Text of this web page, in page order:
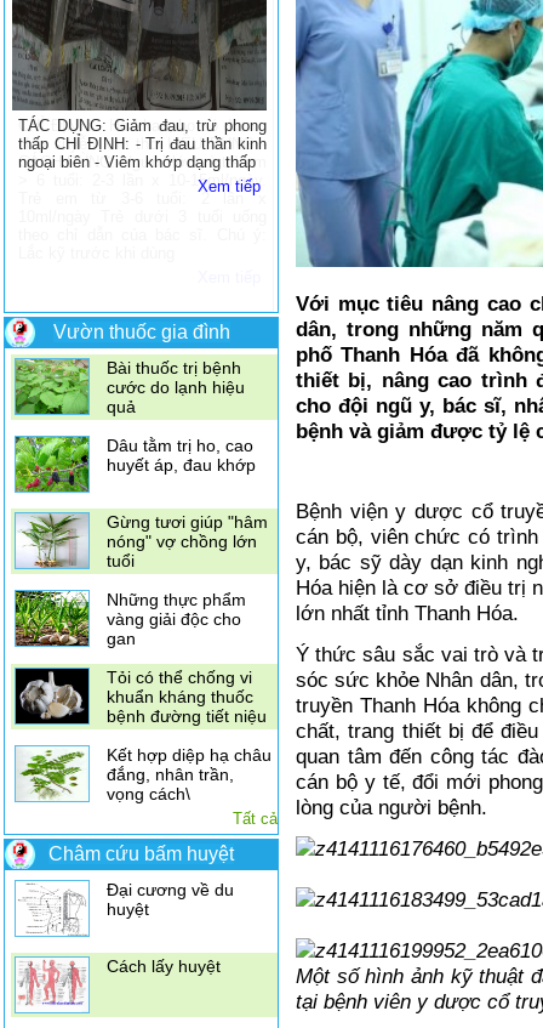
TÁC DỤNG: Giảm đau, trừ phong
thấp CHỈ ĐỊNH: - Trị đau thần kinh
ngoại biên - Viêm khớp dạng thấp
Xem tiếp
Vườn thuốc gia đình
Có nên ăn mướp
đắng khi mang thai
Dùng vỏ quýt để trị
ho
Vitamin C hơn cam
Bài thuốc trị bệnh
cước do lạnh hiệu
quả
Dâu tằm trị ho, cao
huyết áp, đau khớp
Gừng tươi giúp "hâm
nóng" vợ chồng lớn
tuổi
Những thực phẩm
vàng giải độc cho
gan
Tỏi có thể chống vi
khuẩn kháng thuốc
bệnh đường tiết niệu
Kết hợp diệp hạ châu
đắng, nhân trần,
vọng cách\
Tất cả
Châm cứu bấm huyệt
Điều trị đau vai gáy
bằng xoa bóp bấm
huyệt
Đại cương về du
huyệt
Cách lấy huyệt
Với mục tiêu nâng cao
dân, trong những năm
phố Thanh Hóa đã
thiết bị, nâng cao trình
cho đội ngũ y, bác sĩ,
bệnh và giảm được tỷ lệ
Bệnh viện y dược cổ
cán bộ, viên chức có
y, bác sỹ dày dạn kinh
Hóa hiện là cơ sở điều trị
lớn nhất tỉnh Thanh Hóa.
Ý thức sâu sắc vai trò và
sóc sức khỏe Nhân dân,
truyền Thanh Hóa không
chất, trang thiết bị để
quan tâm đến công tác
cán bộ y tế, đổi mới
lòng của người bệnh.
Một số hình ảnh kỹ thuật
tại bệnh viên y dược cổ